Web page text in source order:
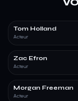
Tom Holland
Acteur
Zac Efron
Acteur
Morgan Freeman
Acteur